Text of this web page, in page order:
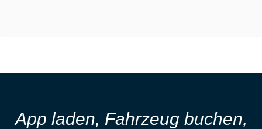
App laden, Fahrzeug buchen,